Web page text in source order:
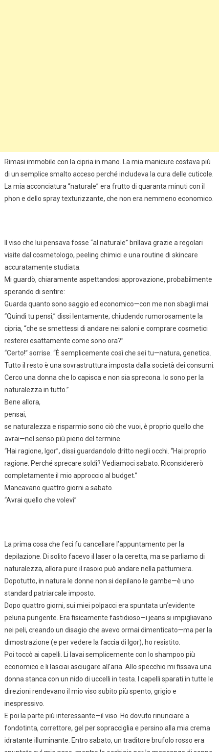
Rimasi immobile con la cipria in mano. La mia manicure costava più
di un semplice smalto acceso perché includeva la cura delle cuticole.
La mia acconciatura “naturale” era frutto di quaranta minuti con il
phon e dello spray texturizzante, che non era nemmeno economico.
Il viso che lui pensava fosse “al naturale” brillava grazie a regolari
visite dal cosmetologo, peeling chimici e una routine di skincare
accuratamente studiata.
Mi guardò, chiaramente aspettandosi approvazione, probabilmente
sperando di sentire:
Guarda quanto sono saggio ed economico—con me non sbagli mai.
“Quindi tu pensi,” dissi lentamente, chiudendo rumorosamente la
cipria, “che se smettessi di andare nei saloni e comprare cosmetici
resterei esattamente come sono ora?”
“Certo!” sorrise. “È semplicemente così che sei tu—natura, genetica.
Tutto il resto è una sovrastruttura imposta dalla società dei consumi.
Cerco una donna che lo capisca e non sia sprecona. Io sono per la
naturalezza in tutto.”
Bene allora,
pensai,
se naturalezza e risparmio sono ciò che vuoi, è proprio quello che
avrai—nel senso più pieno del termine.
“Hai ragione, Igor”, dissi guardandolo dritto negli occhi. “Hai proprio
ragione. Perché sprecare soldi? Vediamoci sabato. Riconsidererò
completamente il mio approccio al budget.”
Mancavano quattro giorni a sabato.
“Avrai quello che volevi”
La prima cosa che feci fu cancellare l’appuntamento per la
depilazione. Di solito facevo il laser o la ceretta, ma se parliamo di
naturalezza, allora pure il rasoio può andare nella pattumiera.
Dopotutto, in natura le donne non si depilano le gambe—è uno
standard patriarcale imposto.
Dopo quattro giorni, sui miei polpacci era spuntata un’evidente
peluria pungente. Era fisicamente fastidioso—i jeans si impigliavano
nei peli, creando un disagio che avevo ormai dimenticato—ma per la
dimostrazione (e per vedere la faccia di Igor), ho resistito.
Poi toccò ai capelli. Li lavai semplicemente con lo shampoo più
economico e li lasciai asciugare all’aria. Allo specchio mi fissava una
donna stanca con un nido di uccelli in testa. I capelli sparati in tutte le
direzioni rendevano il mio viso subito più spento, grigio e
inespressivo.
E poi la parte più interessante—il viso. Ho dovuto rinunciare a
fondotinta, correttore, gel per sopracciglia e persino alla mia crema
idratante illuminante. Entro sabato, un traditore brufolo rosso era